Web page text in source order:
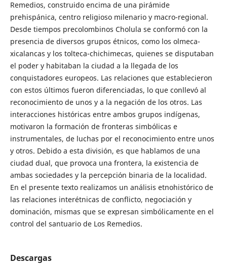
Remedios, construido encima de una pirámide
prehispánica, centro religioso milenario y macro-regional.
Desde tiempos precolombinos Cholula se conformó con la
presencia de diversos grupos étnicos, como los olmeca-
xicalancas y los tolteca-chichimecas, quienes se disputaban
el poder y habitaban la ciudad a la llegada de los
conquistadores europeos. Las relaciones que establecieron
con estos últimos fueron diferenciadas, lo que conllevó al
reconocimiento de unos y a la negación de los otros. Las
interacciones históricas entre ambos grupos indígenas,
motivaron la formación de fronteras simbólicas e
instrumentales, de luchas por el reconocimiento entre unos
y otros. Debido a esta división, es que hablamos de una
ciudad dual, que provoca una frontera, la existencia de
ambas sociedades y la percepción binaria de la localidad.
En el presente texto realizamos un análisis etnohistórico de
las relaciones interétnicas de conflicto, negociación y
dominación, mismas que se expresan simbólicamente en el
control del santuario de Los Remedios.
Descargas